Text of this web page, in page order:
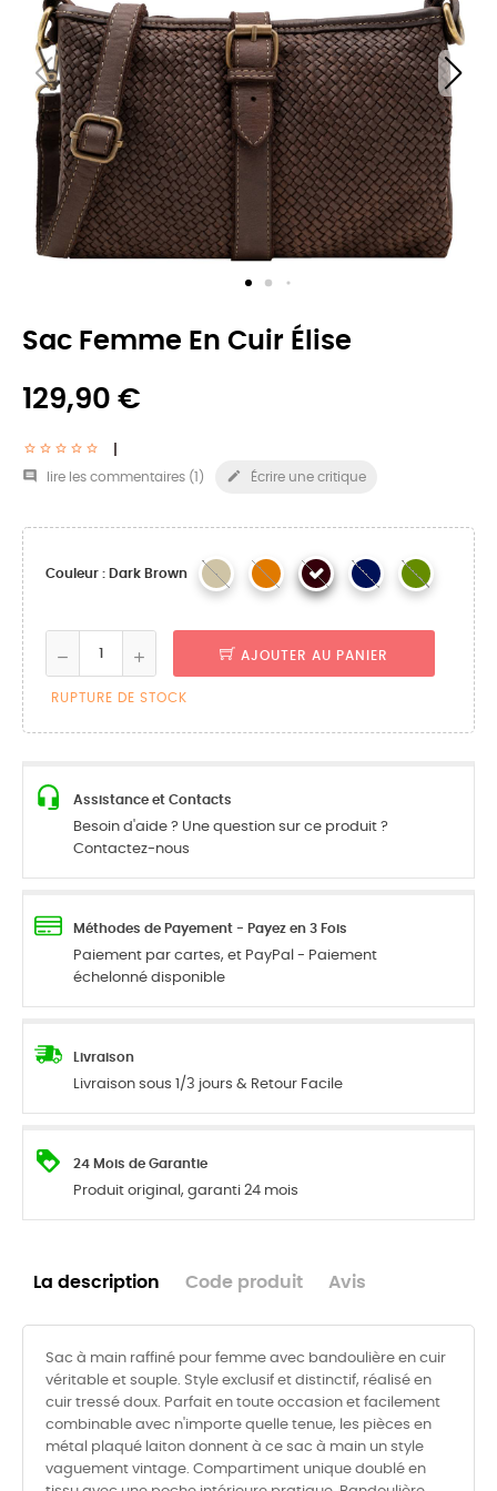
Sac Femme En Cuir Élise
129,90 €
 lire les commentaires (1 )  Écrire une critique
Couleur : Dark Brown
AJOUTER AU PANIER
RUPTURE DE STOCK
Assistance et Contacts
Besoin d'aide ? Une question sur ce produit ?
Contactez-nous
Méthodes de Payement - Payez en 3 Fois
Paiement par cartes, et PayPal - Paiement
échelonné disponible
Livraison
Livraison sous 1/3 jours & Retour Facile
24 Mois de Garantie
Produit original, garanti 24 mois
La description Code produit Avis
Sac à main raffiné pour femme avec bandoulière en cuir
véritable et souple. Style exclusif et distinctif, réalisé en
cuir tressé doux. Parfait en toute occasion et facilement
combinable avec n'importe quelle tenue, les pièces en
métal plaqué laiton donnent à ce sac à main un style
vaguement vintage. Compartiment unique doublé en